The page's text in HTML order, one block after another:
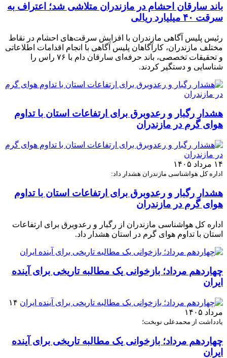
باند سارقان احشام در مازندران متلاشی شد؛ اعتراف به
سرقت ۴۰ میلیارد ریالی
رئیس پلیس آگاهی مازندران با افزایش سرقت‌های احشام در نقاط
مختلف مازندران، کارآگاهان پلیس آگاهی با انجام اقدامات اطلاعاتی
و تحقیقات تخصصی، باند حرفه‌ای سارقان دام با ۷۶ راس را
شناسایی و دستگیر کردند.
هشدار رگبار و رعدوبرق برای ارتفاعات استان با تداوم
هوای گرم در مازندران
۱۴ مرداد ۱۴۰۵
اداره کل هواشناسی مازندران هشدار داد:
هشدار رگبار و رعدوبرق برای ارتفاعات استان با تداوم
هوای گرم در مازندران
اداره کل هواشناسی مازندران از رگبار و رعدوبرق برای ارتفاعات
استان با تداوم هوای گرم در استان هشدار داد.
چهاردهم مرداد؛ بازخوانی یک مطالبه تاریخی برای آینده
ایران
۱۴
مرداد ۱۴۰۵
یادداشت از محمدعلی نوبخت؛
چهاردهم مرداد؛ بازخوانی یک مطالبه تاریخی برای آینده
ایران